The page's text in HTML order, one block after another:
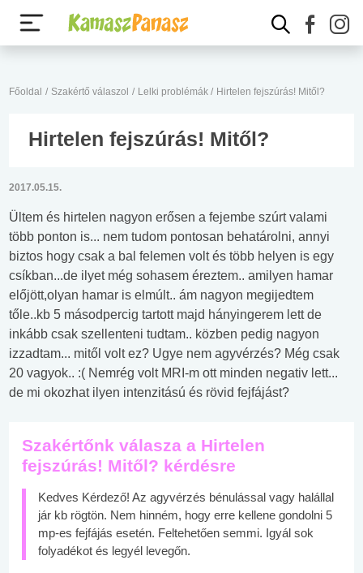
Főoldal / Szakértő válaszol / Lelki problémák / Hirtelen fejszúrás! Mitől?
Hirtelen fejszúrás! Mitől?
2017.05.15.
Ültem és hirtelen nagyon erősen a fejembe szúrt valami
több ponton is... nem tudom pontosan behatárolni, annyi
biztos hogy csak a bal felemen volt és több helyen is egy
csíkban...de ilyet még sohasem éreztem.. amilyen hamar
előjött,olyan hamar is elmúlt.. ám nagyon megijedtem
tőle..kb 5 másodpercig tartott majd hányingerem lett de
inkább csak szellenteni tudtam.. közben pedig nagyon
izzadtam... mitől volt ez? Ugye nem agyvérzés? Még csak
20 vagyok.. :( Nemrég volt MRI-m ott minden negativ lett...
de mi okozhat ilyen intenzitású és rövid fejfájást?
Szakértőnk válasza a Hirtelen
fejszúrás! Mitől? kérdésre
Kedves Kérdező! Az agyvérzés bénulással vagy halállal
jár kb rögtön. Nem hinném, hogy erre kellene gondolni 5
mp-es fejfájás esetén. Feltehetően semmi. Igyál sok
folyadékot és legyél levegőn.